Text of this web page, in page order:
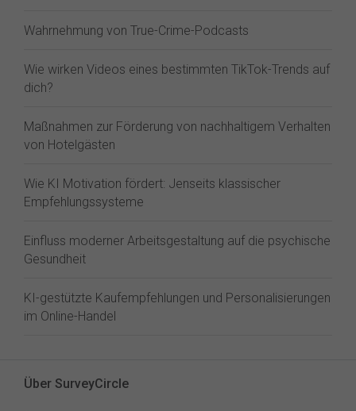
Wahrnehmung von True-Crime-Podcasts
Wie wirken Videos eines bestimmten TikTok-Trends auf
dich?
Maßnahmen zur Förderung von nachhaltigem Verhalten
von Hotelgästen
Wie KI Motivation fördert: Jenseits klassischer
Empfehlungssysteme
Einfluss moderner Arbeitsgestaltung auf die psychische
Gesundheit
KI-gestützte Kaufempfehlungen und Personalisierungen
im Online-Handel
Über SurveyCircle